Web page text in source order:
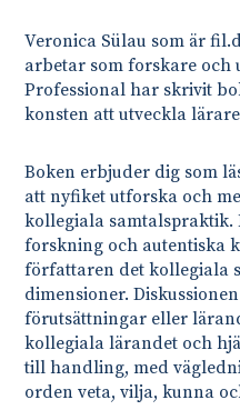
Veronica Sülau som är
arbetar som forskare och
Professional har skrivit
konsten att utveckla
Boken erbjuder dig som
att nyfiket utforska och
kollegiala samtalspraktik.
forskning och autentiska
författaren det kollegiala
dimensioner.
förutsättningar eller
kollegiala lärandet och
till handling, med
orden veta, vilja, kunna